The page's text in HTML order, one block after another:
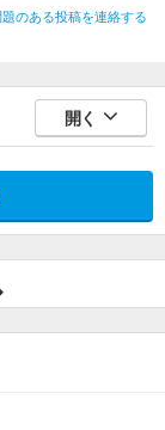
題のある投稿を連絡する
開く